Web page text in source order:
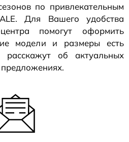
по привлекательным
Для Вашего удобства
помогут оформить
модели и размеры есть
об актуальных